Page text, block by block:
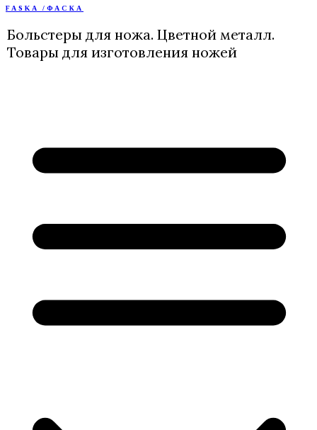
Перейти
содержимому
FASKA /ФАСКА
Больстеры для ножа. Цветной металл.
Товары для изготовления ножей